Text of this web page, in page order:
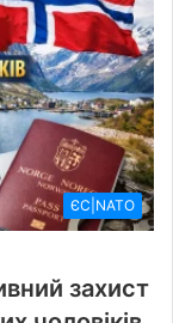
ЄС|NATO
захист